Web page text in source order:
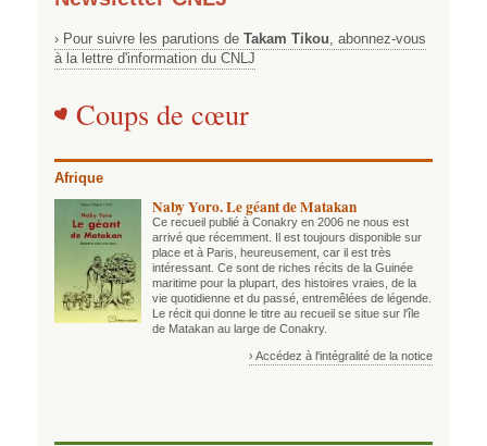
› Pour suivre les parutions de Takam Tikou , abonnez-vous
à la lettre d'information du CNLJ
Coups de cœur
Afrique
Naby Yoro. Le géant de Matakan
Ce recueil publié à Conakry en 2006 ne nous est
arrivé que récemment. Il est toujours disponible sur
place et à Paris, heureusement, car il est très
intéressant. Ce sont de riches récits de la Guinée
maritime pour la plupart, des histoires vraies, de la
vie quotidienne et du passé, entremêlées de légende.
Le récit qui donne le titre au recueil se situe sur l'île
de Matakan au large de Conakry.
› Accédez à l'intégralité de la notice